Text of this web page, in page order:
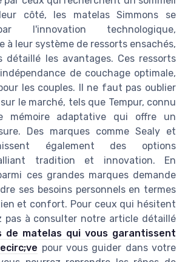
côté, les matelas Simmons se
l'innovation technologique,
à leur système de ressorts ensachés,
détaillé les avantages. Ces ressorts
de couchage optimale,
les couples. Il ne faut pas oublier
le marché, tels que Tempur, connu
mémoire adaptative qui offre un
Des marques comme Sealy et
également des options
tradition et innovation. En
ces grandes marques demande
ses besoins personnels en termes
et confort. Pour ceux qui hésitent
pas à consulter notre article détaillé
de matelas qui vous garantissent
pour vous guider dans votre